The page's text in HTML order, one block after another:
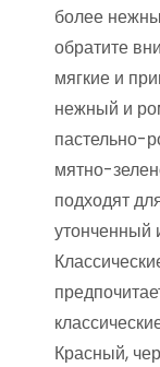
более
обратите
мягкие и
нежный и
пастельно-
мятно-
подходят
утонченный
Красный,